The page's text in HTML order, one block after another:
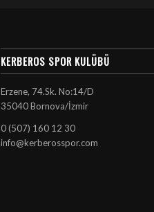
KERBEROS SPOR KULÜBÜ
Erzene, 74.Sk. No:14/D
35040 Bornova/İzmir
0 (507) 160 12 30
info@kerberosspor.com